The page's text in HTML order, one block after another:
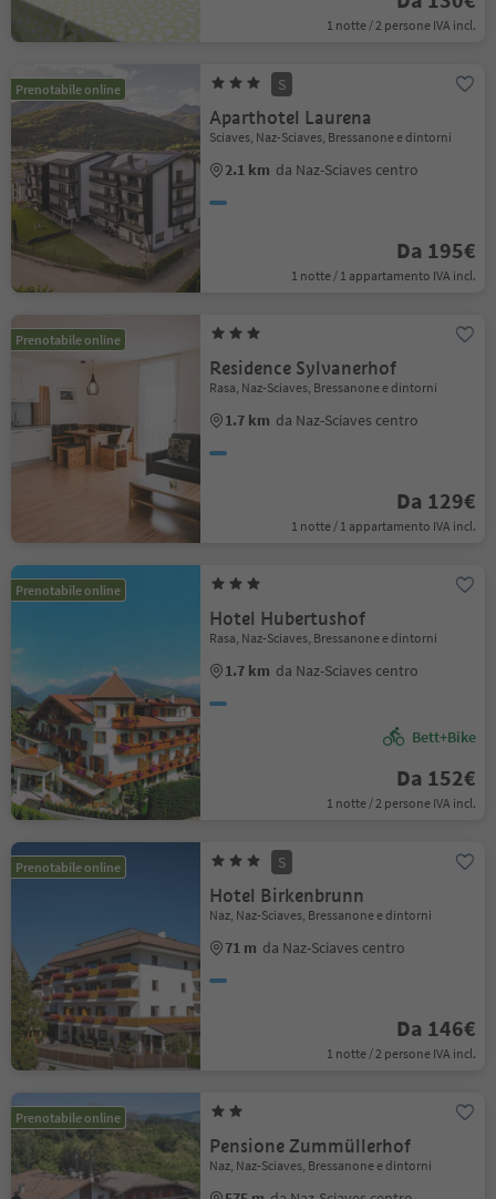
1 notte / 2 persone IVA incl.
Prenotabile online S
Aparthotel Laurena
Sciaves, Naz-Sciaves, Bressanone e dintorni
2.1 km da Naz-Sciaves centro
Da 195€
1 notte / 1 appartamento IVA incl.
Prenotabile online
Residence Sylvanerhof
Rasa, Naz-Sciaves, Bressanone e dintorni
1.7 km da Naz-Sciaves centro
Da 129€
1 notte / 1 appartamento IVA incl.
Prenotabile online
Hotel Hubertushof
Rasa, Naz-Sciaves, Bressanone e dintorni
1.7 km da Naz-Sciaves centro
Bett+Bike
Da 152€
1 notte / 2 persone IVA incl.
Prenotabile online S
Hotel Birkenbrunn
Naz, Naz-Sciaves, Bressanone e dintorni
71 m da Naz-Sciaves centro
Da 146€
1 notte / 2 persone IVA incl.
Prenotabile online
Pensione Zummüllerhof
Naz, Naz-Sciaves, Bressanone e dintorni